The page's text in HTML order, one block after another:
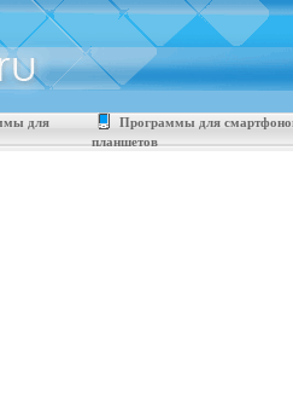
для
Программы для
планшетов